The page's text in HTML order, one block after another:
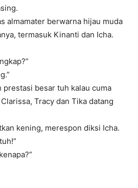
almamater berwarna hijau muda
termasuk Kinanti dan Icha.
prestasi besar tuh kalau cuma
Tracy dan Tika datang
kening, merespon diksi Icha.